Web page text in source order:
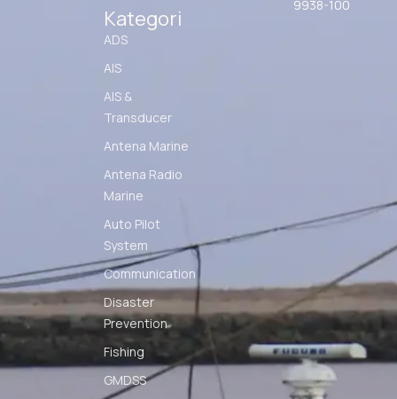
Kategori
ADS
AIS
AIS &
Transducer
Antena Marine
Antena Radio
Marine
Auto Pilot
System
Communication
Disaster
Prevention
Fishing
GMDSS
9938-100